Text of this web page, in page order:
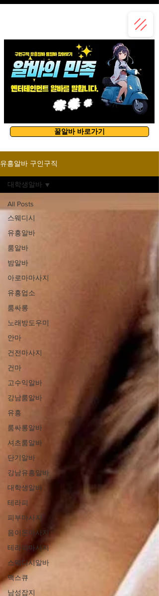
꿀알바 바로가기
유흥알바 구인구직
All Posts
스웨디시
유흥알바
룸알바
밤알바
아로마마사지
유흥업소
룸싸롱
노래방도우미
안마
건전마사지
건마
고수익알바
강남룸알바
유흥
룸싸롱알바
셔츠룸알바
단기알바
강남유흥알바
대학생알바
테라피
피부마사지
음이온마사지
테라피마사지
스웨디시알바
맥스큐
남성잡지
대학생알바